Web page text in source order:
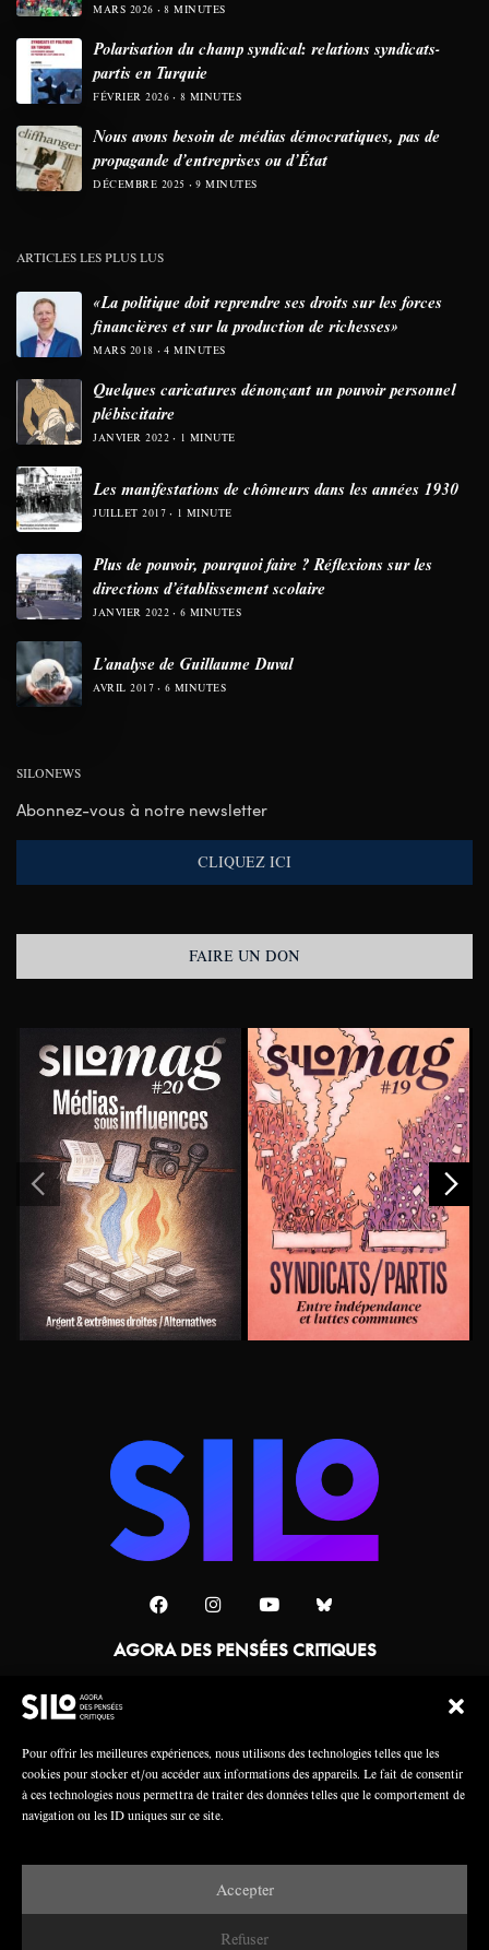
Pour offrir les meilleures expériences, nous utilisons des technologies telles que les
cookies pour stocker et/ou accéder aux informations des appareils. Le fait de consentir
à ces technologies nous permettra de traiter des données telles que le comportement de
navigation ou les ID uniques sur ce site.
Accepter
Refuser
MARS 2026 8 MINUTES
Polarisation du champ syndical: relations syndicats-
partis en Turquie
FÉVRIER 2026 8 MINUTES
Nous avons besoin de médias démocratiques, pas de
propagande d’entreprises ou d’État
DÉCEMBRE 2025 9 MINUTES
ARTICLES LES PLUS LUS
«La politique doit reprendre ses droits sur les forces
financières et sur la production de richesses»
MARS 2018 4 MINUTES
Quelques caricatures dénonçant un pouvoir personnel
plébiscitaire
JANVIER 2022 1 MINUTE
Les manifestations de chômeurs dans les années 1930
JUILLET 2017 1 MINUTE
Plus de pouvoir, pourquoi faire ? Réflexions sur les
directions d’établissement scolaire
JANVIER 2022 6 MINUTES
L’analyse de Guillaume Duval
AVRIL 2017 6 MINUTES
SILONEWS
Abonnez-vous à notre newsletter
CLIQUEZ ICI
FAIRE UN DON
AGORA DES PENSÉES CRITIQUES